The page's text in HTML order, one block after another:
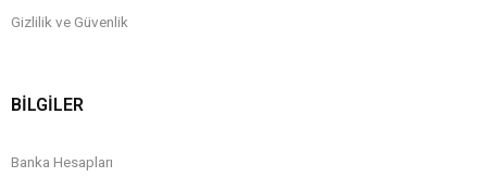
Gizlilik ve Güvenlik
BİLGİLER
Banka Hesapları